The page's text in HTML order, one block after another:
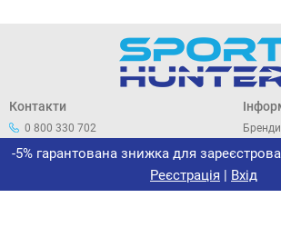
-5% гарантована знижка для
Реєстрація | Вхід
Контакти
0 800 330 702
044 33 44 305
office@sporthunter.com.ua
Бренди